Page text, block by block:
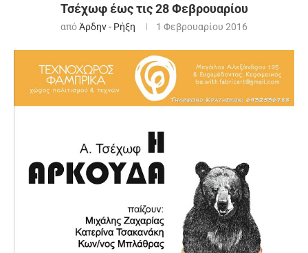
Τσέχωφ έως τις 28 Φεβρουαρίου
απόΆρδην - Ρήξη 1 Φεβρουαρίου 2016